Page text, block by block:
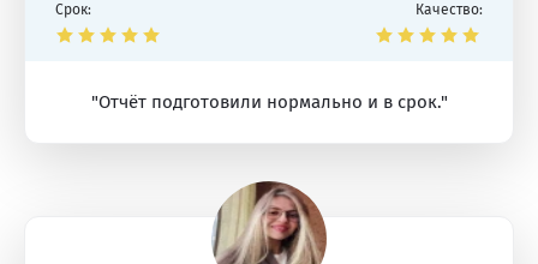
Срок: Качество:
"Отчёт подготовили нормально и в срок."